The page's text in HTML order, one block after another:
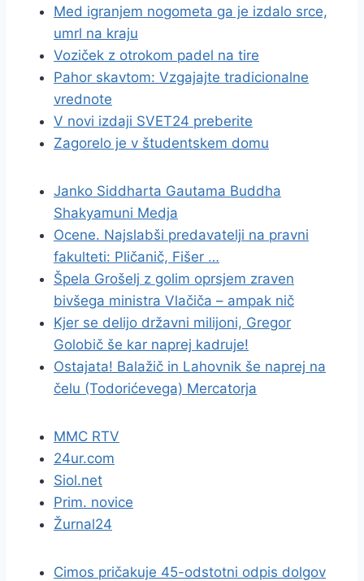
Med igranjem nogometa ga je izdalo srce,
umrl na kraju
Voziček z otrokom padel na tire
Pahor skavtom: Vzgajajte tradicionalne
vrednote
V novi izdaji SVET24 preberite
Zagorelo je v študentskem domu
Janko Siddharta Gautama Buddha
Shakyamuni Medja
Ocene. Najslabši predavatelji na pravni
fakulteti: Pličanič, Fišer …
Špela Grošelj z golim oprsjem zraven
bivšega ministra Vlačiča – ampak nič
Kjer se delijo državni milijoni, Gregor
Golobič še kar naprej kadruje!
Ostajata! Balažič in Lahovnik še naprej na
čelu (Todorićevega) Mercatorja
MMC RTV
24ur.com
Siol.net
Prim. novice
Žurnal24
Cimos pričakuje 45-odstotni odpis dolgov